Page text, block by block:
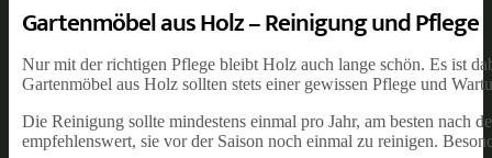
Gartenmöbel aus Holz – Reinigung und Pflege
Nur mit der richtigen Pflege bleibt Holz auch lange schön. Es ist
Gartenmöbel aus Holz sollten stets einer gewissen Pflege und
Die Reinigung sollte mindestens einmal pro Jahr, am besten nach
empfehlenswert, sie vor der Saison noch einmal zu reinigen.